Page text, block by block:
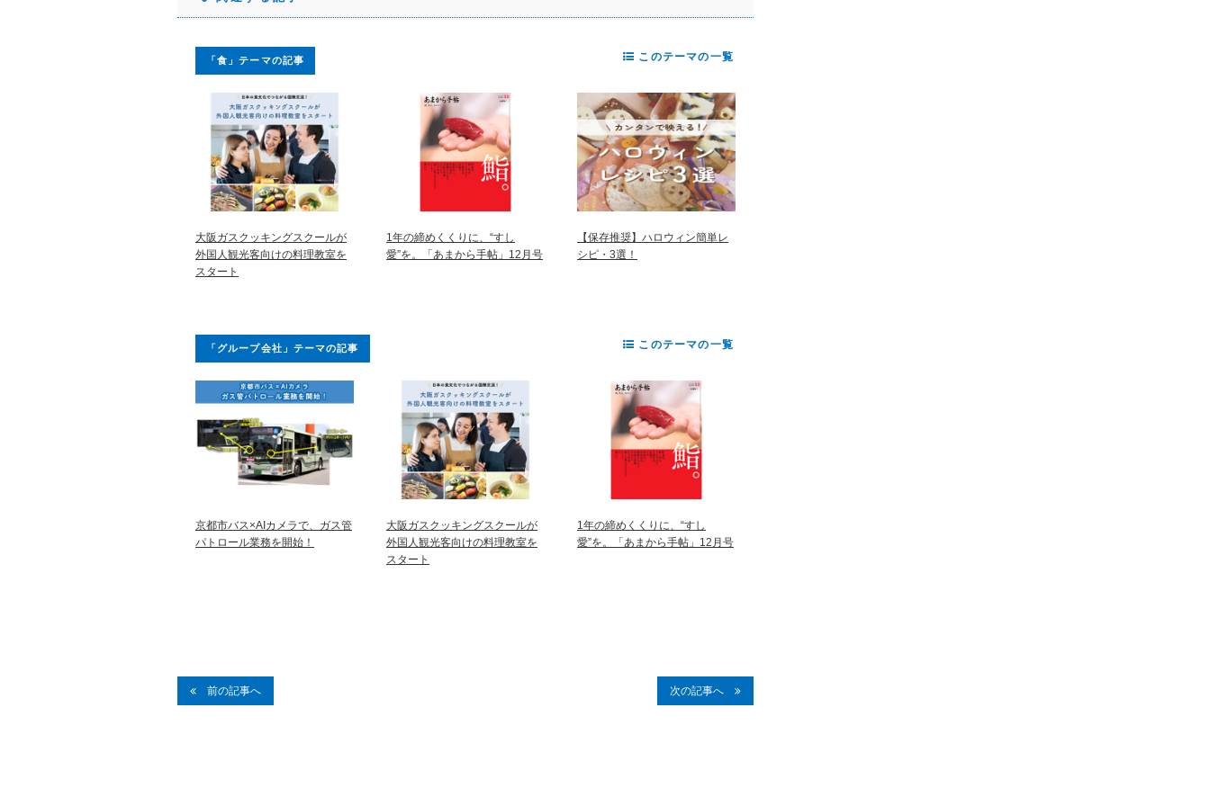
「食」テーマの記事
大阪ガスクッキングスクールが
外国人観光客向けの料理教室を
スタート
1年の締めくくりに、“すし
愛”を。「あまから手帖」12月号
【保存推奨】ハロウィン簡単レ
シピ・3選！
このテーマの一覧
「グループ会社」テーマの記事
京都市バス×AIカメラで、ガス管
パトロール業務を開始！
大阪ガスクッキングスクールが
外国人観光客向けの料理教室を
スタート
1年の締めくくりに、“すし
愛”を。「あまから手帖」12月号
このテーマの一覧
前の記事へ 次の記事へ